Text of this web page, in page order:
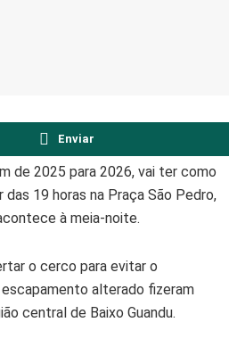
Enviar
de 2025 para 2026, vai ter como
19 horas na Praça São Pedro,
à meia-noite.
o cerco para evitar o
alterado fizeram
central de Baixo Guandu.